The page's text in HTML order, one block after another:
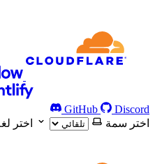
GitHub
Discord
اختر سمة
اختر